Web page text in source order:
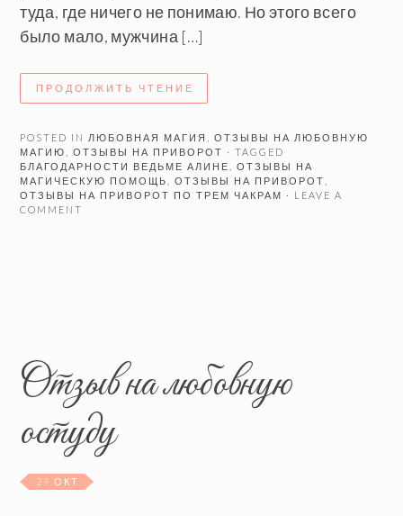
туда, где ничего не понимаю. Но этого всего
было мало, мужчина […]
ПРОДОЛЖИТЬ ЧТЕНИЕ
POSTED IN ЛЮБОВНАЯ МАГИЯ ,ОТЗЫВЫ НА ЛЮБОВНУЮ
МАГИЮ
,ОТЗЫВЫ НА ПРИВОРОТ · TAGGED
БЛАГОДАРНОСТИ ВЕДЬМЕ АЛИНЕ
,ОТЗЫВЫ НА
МАГИЧЕСКУЮ ПОМОЩЬ
,ОТЗЫВЫ НА ПРИВОРОТ
ОТЗЫВЫ НА ПРИВОРОТ ПО ТРЕМ ЧАКРАМ · LEAVE A
COMMENT
Отзыв на любовную
остуду
29 ОКТ